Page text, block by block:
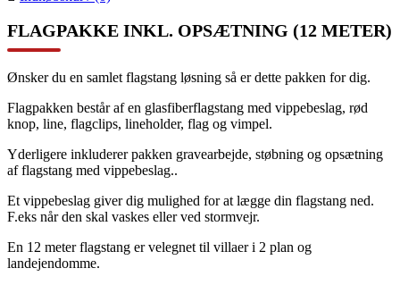
FLAGPAKKE INKL. OPSÆTNING (12 METER)
Ønsker du en samlet flagstang løsning så er dette pakken for dig.
Flagpakken består af en glasfiberflagstang med vippebeslag, rød
knop, line, flagclips, lineholder, flag og vimpel.
Yderligere inkluderer pakken gravearbejde, støbning og opsætning
af flagstang med vippebeslag..
Et vippebeslag giver dig mulighed for at lægge din flagstang ned.
F.eks når den skal vaskes eller ved stormvejr.
En 12 meter flagstang er velegnet til villaer i 2 plan og
landejendomme.